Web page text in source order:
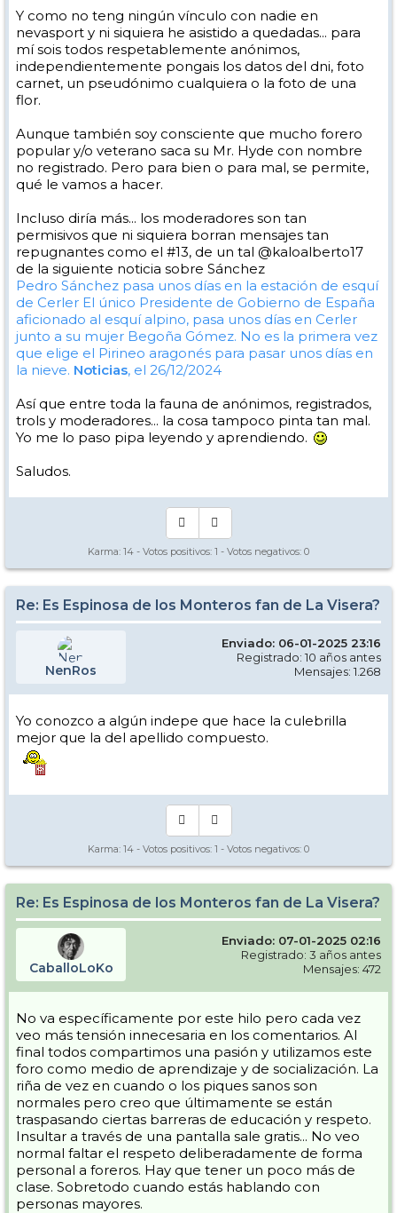
Y como no teng ningún vínculo con nadie en
nevasport y ni siquiera he asistido a quedadas... para
mí sois todos respetablemente anónimos,
independientemente pongais los datos del dni, foto
carnet, un pseudónimo cualquiera o la foto de una
flor.
Aunque también soy consciente que mucho forero
popular y/o veterano saca su Mr. Hyde con nombre
no registrado. Pero para bien o para mal, se permite,
qué le vamos a hacer.
Incluso diría más... los moderadores son tan
permisivos que ni siquiera borran mensajes tan
repugnantes como el #13, de un tal @kaloalberto17
de la siguiente noticia sobre Sánchez
Pedro Sánchez pasa unos días en la estación de esquí
de Cerler El único Presidente de Gobierno de España
aficionado al esquí alpino, pasa unos días en Cerler
junto a su mujer Begoña Gómez. No es la primera vez
que elige el Pirineo aragonés para pasar unos días en
la nieve. Noticias, el 26/12/2024
Así que entre toda la fauna de anónimos, registrados,
trols y moderadores... la cosa tampoco pinta tan mal.
Yo me lo paso pipa leyendo y aprendiendo.
Saludos.
Karma: 14 - Votos positivos: 1 - Votos negativos: 0
Re: Es Espinosa de los Monteros fan de La Visera?
NenRos
Enviado: 06-01-2025 23:16
Registrado: 10 años antes
Mensajes: 1.268
Yo conozco a algún indepe que hace la culebrilla
mejor que la del apellido compuesto.
Karma: 14 - Votos positivos: 1 - Votos negativos: 0
Re: Es Espinosa de los Monteros fan de La Visera?
CaballoLoKo
Enviado: 07-01-2025 02:16
Registrado: 3 años antes
Mensajes: 472
No va específicamente por este hilo pero cada vez
veo más tensión innecesaria en los comentarios. Al
final todos compartimos una pasión y utilizamos este
foro como medio de aprendizaje y de socialización. La
riña de vez en cuando o los piques sanos son
normales pero creo que últimamente se están
traspasando ciertas barreras de educación y respeto.
Insultar a través de una pantalla sale gratis... No veo
normal faltar el respeto deliberadamente de forma
personal a foreros. Hay que tener un poco más de
clase. Sobretodo cuando estás hablando con
personas mayores.